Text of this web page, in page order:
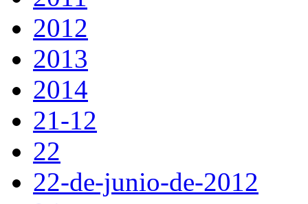
2012
2013
2014
21-12
22
22-de-junio-de-2012